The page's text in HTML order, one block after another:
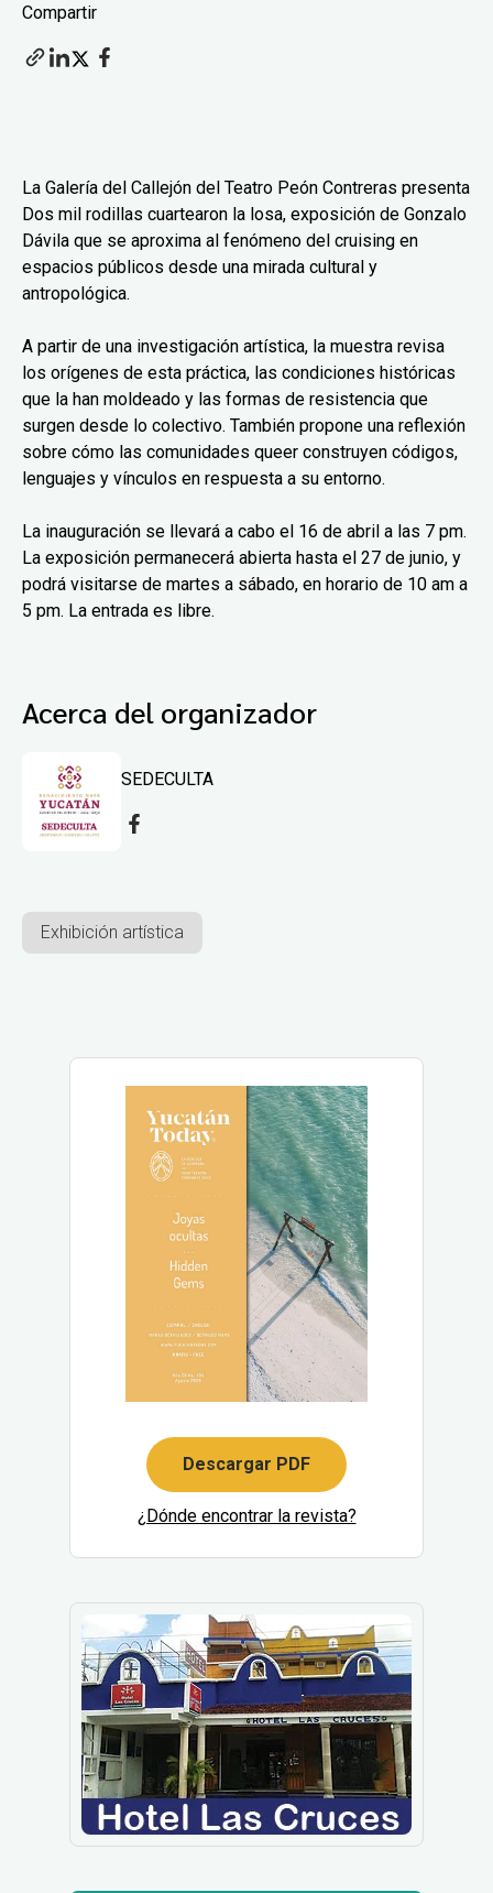
Compartir
La Galería del Callejón del Teatro Peón Contreras presenta
Dos mil rodillas cuartearon la losa, exposición de Gonzalo
Dávila que se aproxima al fenómeno del cruising en
espacios públicos desde una mirada cultural y
antropológica.
A partir de una investigación artística, la muestra revisa
los orígenes de esta práctica, las condiciones históricas
que la han moldeado y las formas de resistencia que
surgen desde lo colectivo. También propone una reflexión
sobre cómo las comunidades queer construyen códigos,
lenguajes y vínculos en respuesta a su entorno.
La inauguración se llevará a cabo el 16 de abril a las 7 pm.
La exposición permanecerá abierta hasta el 27 de junio, y
podrá visitarse de martes a sábado, en horario de 10 am a
5 pm. La entrada es libre.
Acerca del organizador
SEDECULTA
Exhibición artística
Descargar PDF
¿Dónde encontrar la revista?